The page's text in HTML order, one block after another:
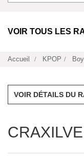
VOIR TOUS LES
Accueil KPOP
VOIR DÉTAILS DU